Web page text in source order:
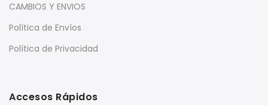
CAMBIOS Y ENVIOS
Política de Envíos
Política de Privacidad
Accesos Rápidos